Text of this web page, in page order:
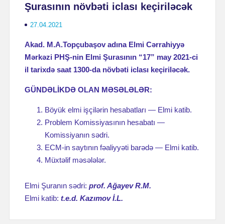
Şurasının növbəti iclası keçiriləcək
27.04.2021
Akad. M.A.Topçubaşov adına Elmi Cərrahiyyə
Mərkəzi PHŞ-nin Elmi Şurasının “17” may 2021-ci
il tarixdə saat 1300-da növbəti iclası keçiriləcək.
GÜNDƏLİKDƏ OLAN MƏSƏLƏLƏR:
Böyük elmi işçilərin hesabatları — Elmi katib.
Problem Komissiyasının hesabatı —
Komissiyanın sədri.
ECM-in saytının fəaliyyəti barədə — Elmi katib.
Müxtəlif məsələlər.
Elmi Şuranın sədri: prof. Ağayev R.M.
Elmi katib: t.e.d. Kazımov İ.L.